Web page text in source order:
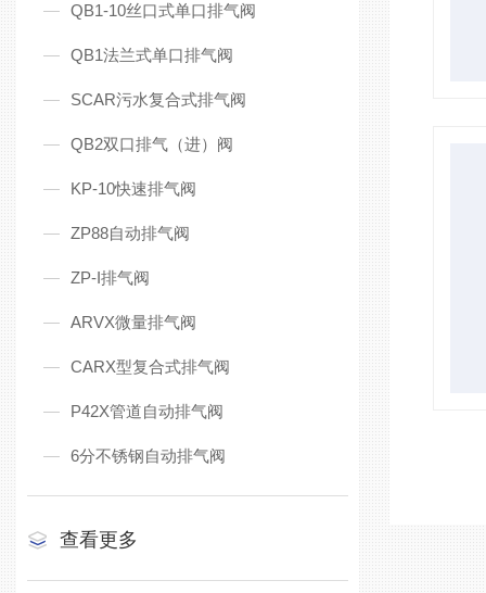
QB1-10丝口式单口排气阀
QB1法兰式单口排气阀
SCAR污水复合式排气阀
QB2双口排气（进）阀
KP-10快速排气阀
ZP88自动排气阀
ZP-I排气阀
ARVX微量排气阀
CARX型复合式排气阀
P42X管道自动排气阀
6分不锈钢自动排气阀
查看更多